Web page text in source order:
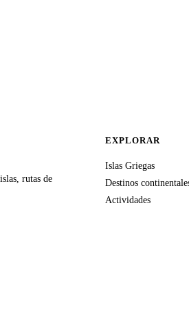
rutas de
EXPLORAR
Islas Griegas
Destinos
Actividades